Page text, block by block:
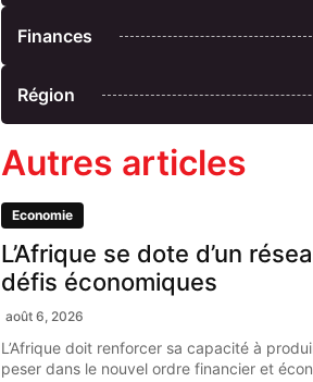
Finances
Région
Autres articles
Economie
L’Afrique se dote d’un
défis économiques
août 6, 2026
L’Afrique doit renforcer sa capacité à
peser dans le nouvel ordre financier et